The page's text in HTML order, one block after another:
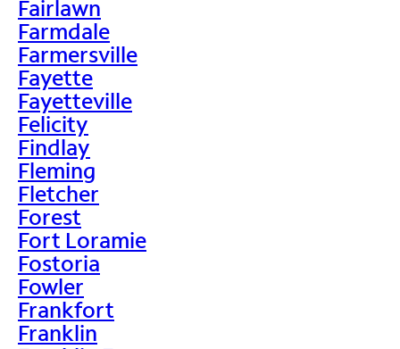
Fairlawn
Farmdale
Farmersville
Fayette
Fayetteville
Felicity
Findlay
Fleming
Fletcher
Forest
Fort Loramie
Fostoria
Fowler
Frankfort
Franklin